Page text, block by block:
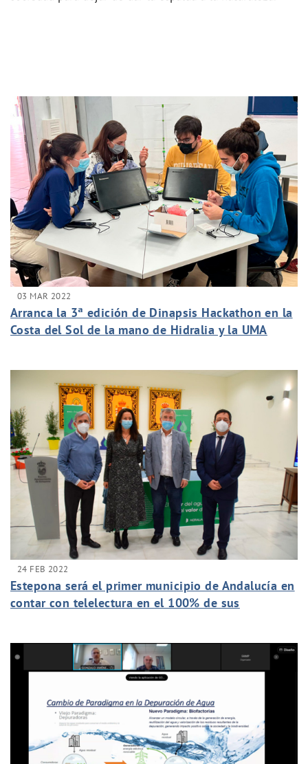
03 MAR 2022
Arranca la 3ª edición de Dinapsis Hackathon en la
Costa del Sol de la mano de Hidralia y la UMA
24 FEB 2022
Estepona será el primer municipio de Andalucía en
contar con telelectura en el 100% de sus